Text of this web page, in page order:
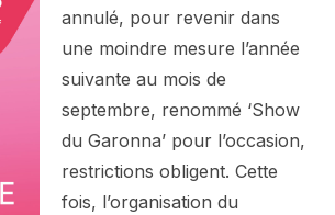
annulé, pour revenir dans
une moindre mesure l’année
suivante au mois de
septembre, renommé ‘Show
du Garonna’ pour l’occasion,
restrictions obligent. Cette
fois, l’organisation du